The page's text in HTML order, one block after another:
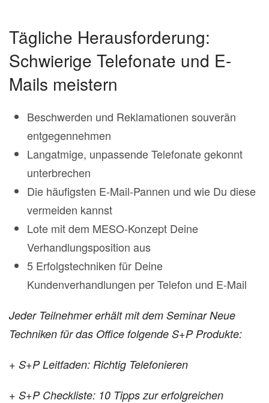
Tägliche Herausforderung:
Schwierige Telefonate und E-
Mails meistern
Beschwerden und Reklamationen souverän
entgegennehmen
Langatmige, unpassende Telefonate gekonnt
unterbrechen
Die häufigsten E-Mail-Pannen und wie Du diese
vermeiden kannst
Lote mit dem MESO-Konzept Deine
Verhandlungsposition aus
5 Erfolgstechniken für Deine
Kundenverhandlungen per Telefon und E-Mail
Jeder Teilnehmer erhält mit dem Seminar Neue
Techniken für das Office folgende S+P Produkte:
+ S+P Leitfaden: Richtig Telefonieren
+ S+P Checkliste: 10 Tipps zur erfolgreichen